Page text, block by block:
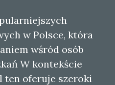
w Polsce, która
wśród osób
W kontekście
ten oferuje szeroki